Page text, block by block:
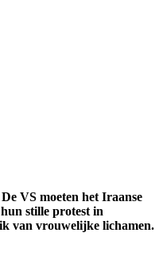
VS moeten het Iraanse
stille protest in
van vrouwelijke lichamen.